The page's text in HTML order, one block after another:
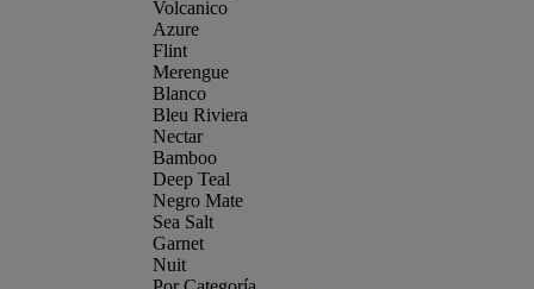
Volcanico
Azure
Flint
Merengue
Blanco
Bleu Riviera
Nectar
Bamboo
Deep Teal
Negro Mate
Sea Salt
Garnet
Nuit